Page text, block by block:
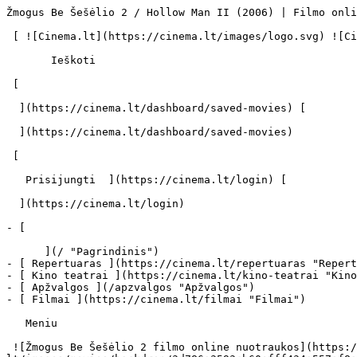
Žmogus Be Šešėlio 2 / Hollow Man II (2006) | Filmo online info - cinema.lt                            Ieškoti     

 [ ![Cinema.lt](https://cinema.lt/images/logo.svg) ![Cinema.lt](https://cinema.lt/images/favicon.svg) ](https://cinema.lt "Cinema.lt")

       Ieškoti     

 [  

  ](https://cinema.lt/dashboard/saved-movies) [  

  ](https://cinema.lt/dashboard/saved-movies)

 [  

   Prisijungti  ](https://cinema.lt/login) [  

  ](https://cinema.lt/login) 

- [  

      ](/ "Pagrindinis")
- [ Repertuaras ](https://cinema.lt/repertuaras "Repertuaras")
- [ Kino teatrai ](https://cinema.lt/kino-teatrai "Kino teatrai")
- [ Apžvalgos ](/apzvalgos "Apžvalgos")
- [ Filmai ](https://cinema.lt/filmai "Filmai")

   Meniu   

 ![Žmogus Be Šešėlio 2 filmo online nuotraukos](https://s3.eu-central-1.amazonaws.com/cinema-lt/images/movies/backdrop/3d786a3593cb60efff434a557af8aa34/c/U0WDsQyvNJxjjUpI-lg.jpg)

 1. [ 

      cinema.lt  ](/)
2. [  Filmai  ](https://cinema.lt/filmai)
3. Žmogus Be Šešėlio 2

   ![](https://cinema.lt/images/bookmarks/bookmark.svg)   

 [    ![Žmogus Be Šešėlio 2 filmo online nuotraukos](https://s3.eu-central-1.amazonaws.com/cinema-lt/images/movies/poster/0fc46ac9ce7003858c574350fdaae298/c/qNEZZ2JYJOXFwr6n-2xl.webp)  ](https://s3.eu-central-1.amazonaws.com/cinema-lt/images/movies/poster/0fc46ac9ce7003858c574350fdaae298/c/qNEZZ2JYJOXFwr6n-full.jpg) 

   ![](https://cinema.lt/images/bookmarks/bookmark.svg)   

 [    ![Žmogus Be Šešėlio 2 filmo online nuotraukos](https://s3.eu-central-1.amazonaws.com/cinema-lt/images/movies/poster/0fc46ac9ce7003858c574350fdaae298/c/qNEZZ2JYJOXFwr6n-2xl.webp)  ](https://s3.eu-central-1.amazonaws.com/cinema-lt/images/movies/poster/0fc46ac9ce7003858c574350fdaae298/c/qNEZZ2JYJOXFwr6n-full.jpg) 

Žmogus Be Šešėlio 2 Hollow Man II Hollow Man Ii 
================================================

 [ Siaubo ](https://cinema.lt/zanrai/siaubo "Siaubo") [ Trileris ](https://cinema.lt/zanrai/trileriai "Trileris") [ Mokslinė fantastika ](https://cinema.lt/zanrai/moksline-fantastika "Mokslinė fantastika") 

 1 val. 31 min. 

 [  Filmo informacija   

  ](#storyline-with-details) 

 [ Siaubo ](https://cinema.lt/zanrai/siaubo "Siaubo") [ Trileris ](https://cinema.lt/zanrai/trileriai "Trileris") [ Mokslinė fantastika ](https://cinema.lt/zanrai/moksline-fantastika "Mokslinė fantastika") 

 [ Premjera 2006 m. gegužės 23 d. 

 Nerodomas kino teatruose 

 ](#repertoire) 

 Dalintis

 [ ![Facebook](https://cinema.lt/images/socials/facebook_icon_white.svg) ](https://www.facebook.com/sharer/sharer.php?u=https%3A%2F%2Fcinema.lt%2Ffilmai%2Fzmogus-be-seselio-2)[ ![Messenger](https://cinema.lt/images/socials/messenger_icon_white.svg) ](https://www.facebook.com/dialog/send?link=https%3A%2F%2Fcinema.lt%2Ffilmai%2Fzmogus-be-seselio-2&redirect_uri=https%3A%2F%2Fcinema.lt%2Ffilmai%2Fzmogus-be-seselio-2)[ ![LinkedIn](https://cinema.lt/images/socials/linkedin_icon_white.svg) ](https://www.linkedin.com/sharing/share-offsite/?url=https%3A%2F%2Fcinema.lt%2Ffilmai%2Fzmogus-be-seselio-2)  

  Kino mėgėjų įvertinimas  

  N/A  

   Įvertinti   

 Premjera 2006 m. gegužės 23 d. 

 Nerodomas kino teatruose 

 Nerodomas kino teatruose 

  Kino mėgėjų įvertinimas  

  N/A  

   Įvertinti   

 Dalintis

 [ ![Facebook](https://cinema.lt/images/socials/facebook_icon_white.svg) ](https://www.facebook.com/sharer/sharer.php?u=https%3A%2F%2Fcinema.lt%2Ffilmai%2Fzmogus-be-seselio-2)[ ![Messenger](https://cinema.lt/images/socials/messenger_icon_white.svg) ](https://www.facebook.com/dialog/send?link=https%3A%2F%2Fcinema.lt%2Ffilmai%2Fzmogus-be-seselio-2&redirect_uri=https%3A%2F%2Fcinema.lt%2Ffilmai%2Fzmogus-be-seselio-2)[ ![LinkedIn](https://cinema.lt/images/socials/linkedin_icon_white.svg) ](https://www.linkedin.com/sharing/share-offsite/?url=https%3A%2F%2Fcinema.lt%2Ffilmai%2Fzmogus-be-seselio-2)  

 [ Siužetas ](#storyline-with-details) 
---------------------------------------

Buvo pasiektas norimas tikslas – sukurtas nematomas žmogus. Apie nematomus šnipus bei diversantus seniai svajoję kareiviai yra patenkinti, tačiau mokslininkai ne viską numatė – bandomųjų egzempliorių agresija staigiai išaugo. Vienas iš jų pabėga į laisvę ir pradeda žudyti žmones. Mokslininkai stengiasi jį sustabdyti, tačiau net Vyriausybei yra patogiau amžiams užtildyti mokslininkus, nei pakenkti eksperimentui...

 Žanras [ Siaubo ](https://cinema.lt/zanrai/siaubo "Siaubo") [ Trileriai ](https://cinema.lt/zanrai/trileriai "Trileriai") [ Mokslinė fantastika ](https://cinema.lt/zanrai/moksline-fantastika "Mokslinė fantastika") 

 Originalo kalba Anglų / English (EN) 

 Filmo trukmė 1 val. 31 min. 

 [ Aktoriai ](#actors) 
-----------------------

 [  Filmo kreditai   

  ](https://cinema.lt/filmai/zmogus-be-seselio-2/kreditai) 

  ![](https://s3.eu-